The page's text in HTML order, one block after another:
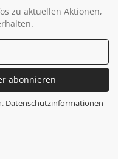
zu aktuellen Aktionen,
abonnieren
Datenschutzinformationen